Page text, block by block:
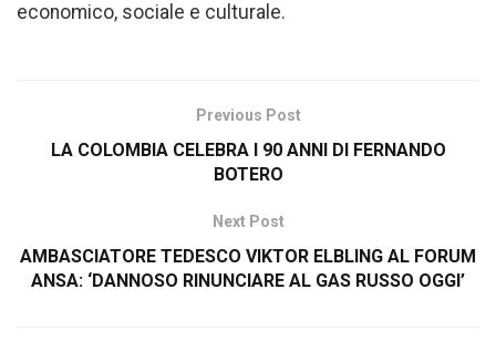
economico, sociale e culturale.
Previous Post
LA COLOMBIA CELEBRA I 90 ANNI DI FERNANDO
BOTERO
Next Post
AMBASCIATORE TEDESCO VIKTOR ELBLING AL FORUM
ANSA: ‘DANNOSO RINUNCIARE AL GAS RUSSO OGGI’